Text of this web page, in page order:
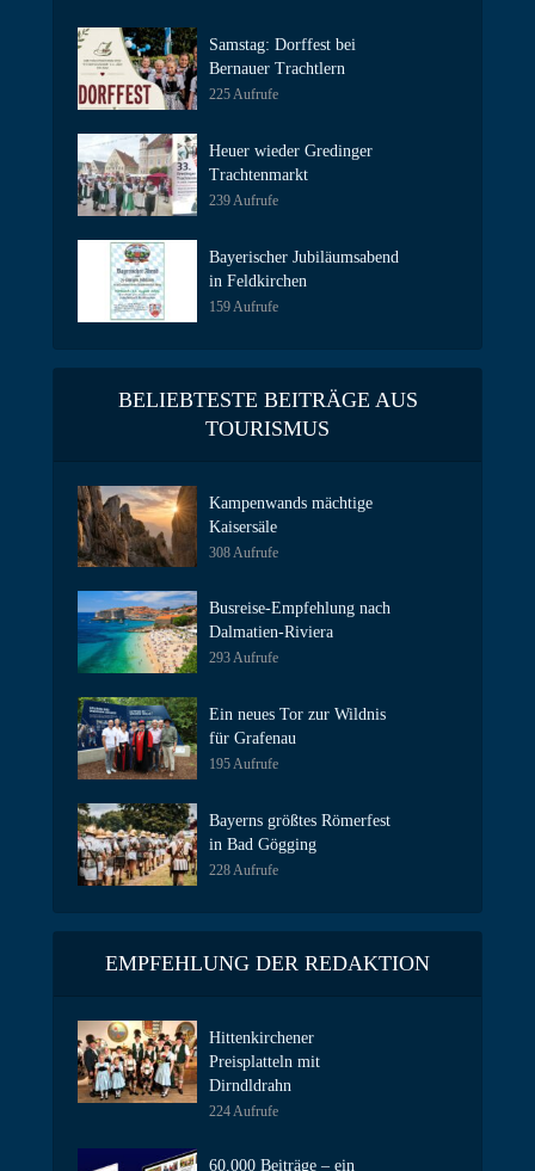
Samstag: Dorffest bei
Bernauer Trachtlern
225 Aufrufe
Heuer wieder Gredinger
Trachtenmarkt
239 Aufrufe
Bayerischer Jubiläumsabend
in Feldkirchen
159 Aufrufe
BELIEBTESTE BEITRÄGE AUS
TOURISMUS
Kampenwands mächtige
Kaisersäle
308 Aufrufe
Busreise-Empfehlung nach
Dalmatien-Riviera
293 Aufrufe
Ein neues Tor zur Wildnis
für Grafenau
195 Aufrufe
Bayerns größtes Römerfest
in Bad Gögging
228 Aufrufe
EMPFEHLUNG DER REDAKTION
Hittenkirchener
Preisplatteln mit
Dirndldrahn
224 Aufrufe
60.000 Beiträge – ein